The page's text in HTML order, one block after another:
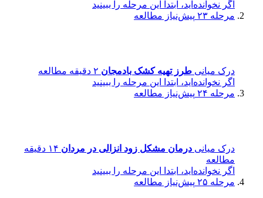
اگر نخوانده‌اید، ابتدا این مرحله را ببینید
مرحله ۲۳
پیش‌نیاز مطالعه
درک میانی طرز تهیه کشک بادمجان ۲ دقیقه مطالعه
اگر نخوانده‌اید، ابتدا این مرحله را ببینید
مرحله ۲۴
پیش‌نیاز مطالعه
درک میانی درمان مشکل زود انزالی در مردان
۱۴ دقیقه
مطالعه
اگر نخوانده‌اید، ابتدا این مرحله را ببینید
مرحله ۲۵
پیش‌نیاز مطالعه